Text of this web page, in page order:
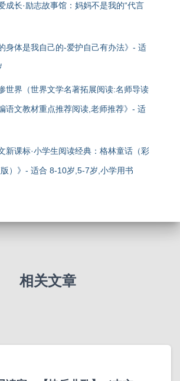
成长·励志故事馆：妈妈不是我的“代言
身体是我自己的-爱护自己有办法》- 适
世界（世界文学名著拓展阅读:名师导读
语文教材重点推荐阅读,老师推荐》- 适
新课标·小学生阅读经典：格林童话（彩
）》- 适合 8-10岁,5-7岁,小学用书
相关文章